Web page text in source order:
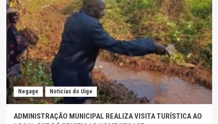
Negage Noticias do Uige
ADMINISTRAÇÃO MUNICIPAL REALIZA VISITA TURÍSTICA AO